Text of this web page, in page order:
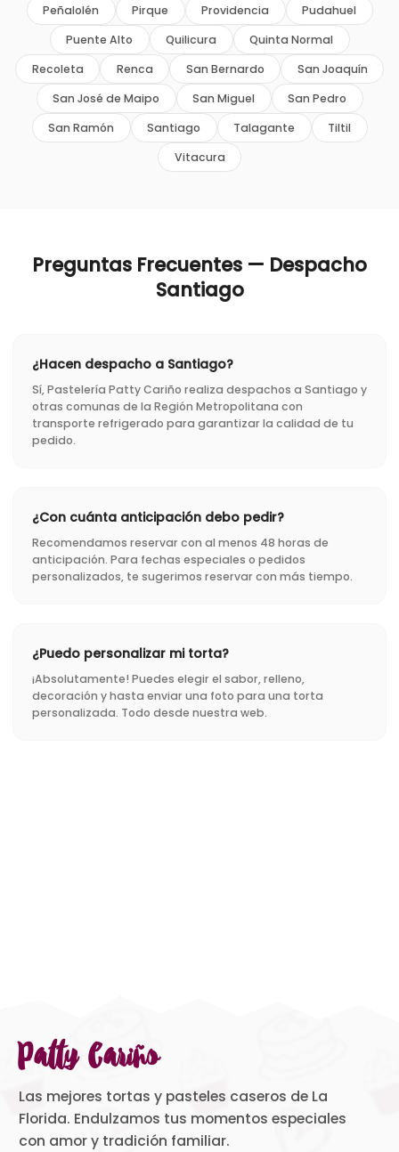
Peñalolén Pirque Providencia
Pudahuel
Puente Alto
Quilicura
Quinta Normal
Recoleta
Renca San Bernardo
San Joaquín
San José de Maipo
San Miguel
San Pedro
San Ramón
Santiago Talagante
Tiltil
Vitacura
Preguntas Frecuentes — Despacho
Santiago
¿Hacen despacho a Santiago?
Sí, Pastelería Patty Cariño realiza despachos a Santiago y
otras comunas de la Región Metropolitana con
transporte refrigerado para garantizar la calidad de tu
pedido.
¿Con cuánta anticipación debo pedir?
Recomendamos reservar con al menos 48 horas de
anticipación. Para fechas especiales o pedidos
personalizados, te sugerimos reservar con más tiempo.
¿Puedo personalizar mi torta?
¡Absolutamente! Puedes elegir el sabor, relleno,
decoración y hasta enviar una foto para una torta
personalizada. Todo desde nuestra web.
Patty Cariño
Las mejores tortas y pasteles caseros de La
Florida. Endulzamos tus momentos especiales
con amor y tradición familiar.